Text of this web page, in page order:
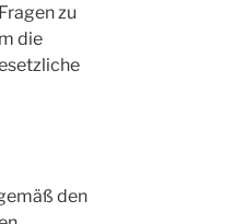
zu
die
den